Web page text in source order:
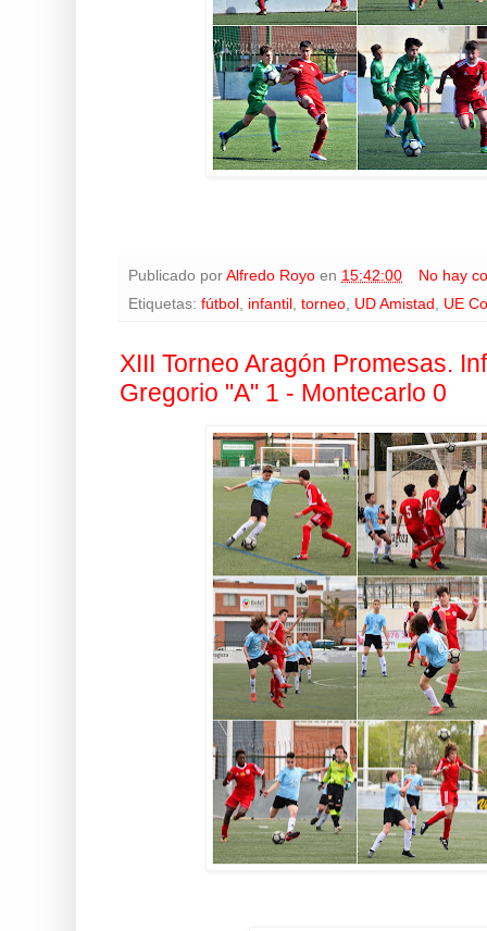
Publicado por Alfredo Royo en 15:42:00
No hay
Etiquetas: fútbol , infantil , torneo, UD Amistad , UE
XIII Torneo Aragón Promesas.
Gregorio "A" 1 - Montecarlo 0